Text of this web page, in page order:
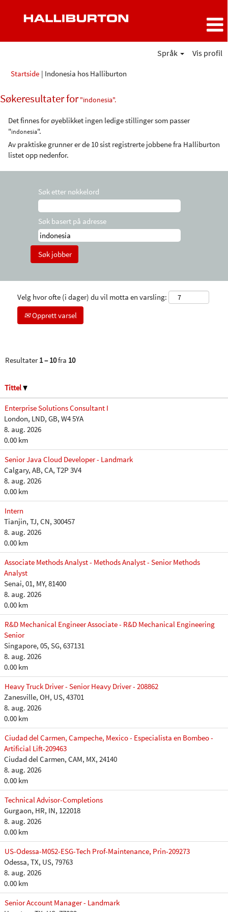
Språk Vis profil
Startside | Indonesia hos Halliburton
Søkeresultater for"indonesia".
Det finnes for øyeblikket ingen ledige stillinger som passer
"indonesia".
Av praktiske grunner er de 10 sist registrerte jobbene fra Halliburton
listet opp nedenfor.
Søk etter nøkkelord
Søk basert på adresse
Velg hvor ofte (i dager) du vil motta en varsling:
Opprett varsel
Resultater1 – 10fra 10
Tittel
Enterprise Solutions Consultant I
London, LND, GB, W4 5YA
8. aug. 2026
0.00 km
Senior Java Cloud Developer - Landmark
Calgary, AB, CA, T2P 3V4
8. aug. 2026
0.00 km
Intern
Tianjin, TJ, CN, 300457
8. aug. 2026
0.00 km
Associate Methods Analyst - Methods Analyst - Senior Methods
Analyst
Senai, 01, MY, 81400
8. aug. 2026
0.00 km
R&D Mechanical Engineer Associate - R&D Mechanical Engineering
Senior
Singapore, 05, SG, 637131
8. aug. 2026
0.00 km
Heavy Truck Driver - Senior Heavy Driver - 208862
Zanesville, OH, US, 43701
8. aug. 2026
0.00 km
Ciudad del Carmen, Campeche, Mexico - Especialista en Bombeo -
Artificial Lift-209463
Ciudad del Carmen, CAM, MX, 24140
8. aug. 2026
0.00 km
Technical Advisor-Completions
Gurgaon, HR, IN, 122018
8. aug. 2026
0.00 km
US-Odessa-M052-ESG-Tech Prof-Maintenance, Prin-209273
Odessa, TX, US, 79763
8. aug. 2026
0.00 km
Senior Account Manager - Landmark